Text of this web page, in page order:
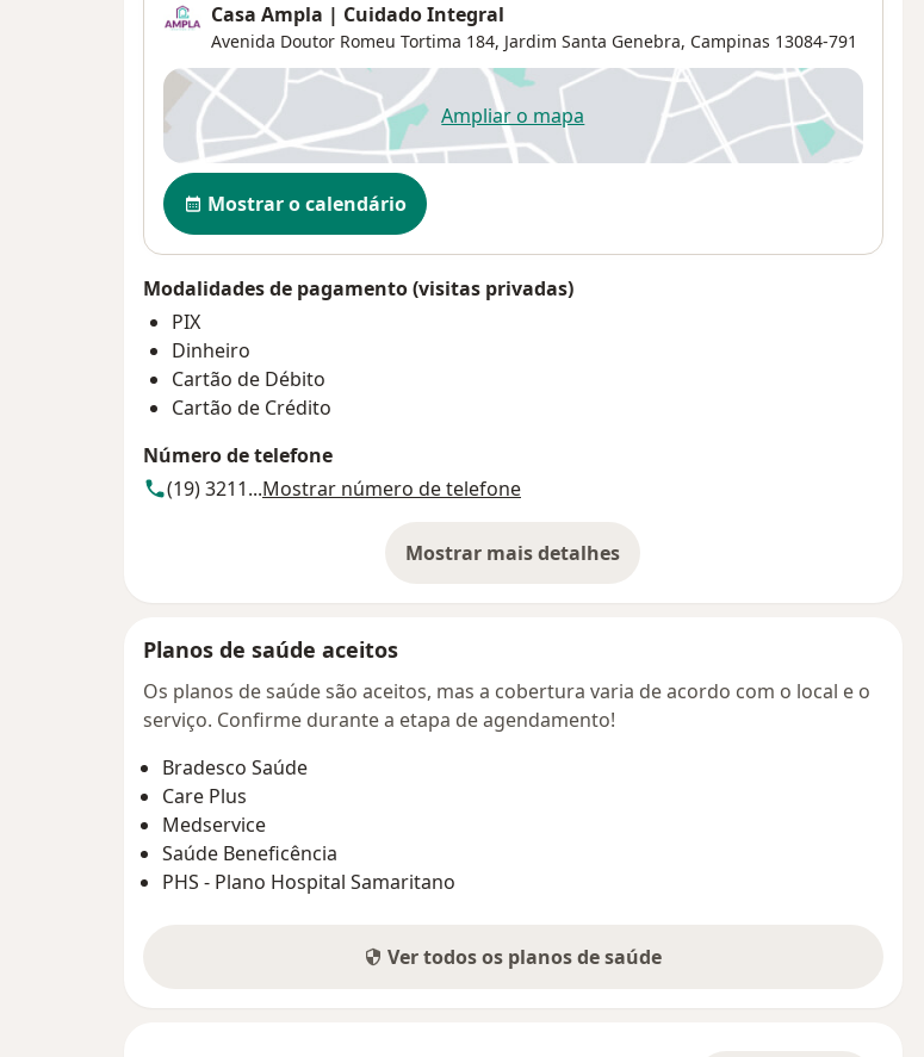
Casa Ampla | Cuidado Integral
Avenida Doutor Romeu Tortima 184, Jardim Santa Genebra, Campinas 13084-791
Ampliar o mapaabre num novo separador
Disponibilidade
Mostrar o calendário
Modalidades de pagamento (visitas privadas)
PIX
Dinheiro
Cartão de Débito
Cartão de Crédito
Número de telefone
(19) 3211...Mostrar número de telefone
Mostrar mais detalhes
sobre o endereço
Planos de saúde aceitos
Os planos de saúde são aceitos, mas a cobertura varia de acordo com o local e o
serviço. Confirme durante a etapa de agendamento!
Bradesco Saúde
Care Plus
Medservice
Saúde Beneficência
PHS - Plano Hospital Samaritano
Ver todos os planos de saúde